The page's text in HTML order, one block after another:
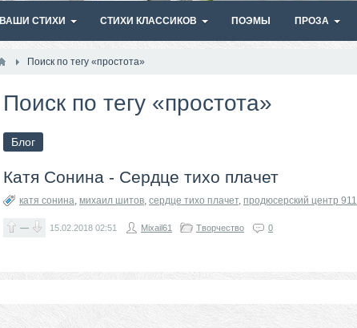
ВАШИ СТИХИ СТИХИ КЛАССИКОВ ПОЭМЫ ПРОЗА
Поиск по тегу «простота»
Поиск по тегу «простота»
Блог
Катя Сонина - Сердце тихо плачет
катя сонина, михаил шитов, сердце тихо плачет, продюсерский центр 911
— 15.02.2018 02:51 Mixail61 Творчество 0